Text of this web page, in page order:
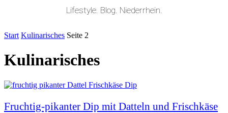
Lifestyle. Blog. Niederrhein.
Start Kulinarisches Seite 2
Kulinarisches
Fruchtig-pikanter Dip mit Datteln und Frischkäse